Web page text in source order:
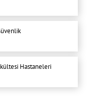
Hastaneleri